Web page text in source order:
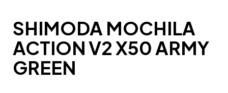
SHIMODA MOCHILA
ACTION V2 X50 ARMY
GREEN